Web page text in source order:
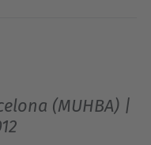
(MUHBA) |